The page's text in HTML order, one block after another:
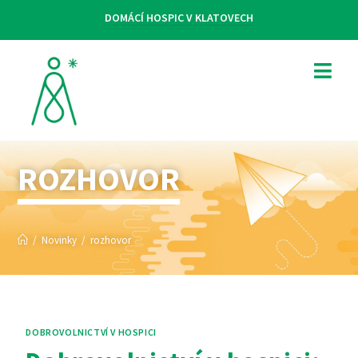
DOMÁCÍ HOSPIC V KLATOVECH
ROZHOVOR
/ Novinky / rozhovor
DOBROVOLNICTVÍ V HOSPICI